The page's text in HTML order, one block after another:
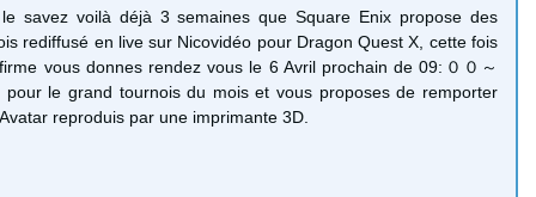
savez voilà déjà 3 semaines que Square Enix propose des
rediffusé en live sur Nicovidéo pour Dragon Quest X, cette fois
vous donnes rendez vous le 6 Avril prochain de 09:００～
pour le grand tournois du mois et vous proposes de remporter
reproduis par une imprimante 3D.